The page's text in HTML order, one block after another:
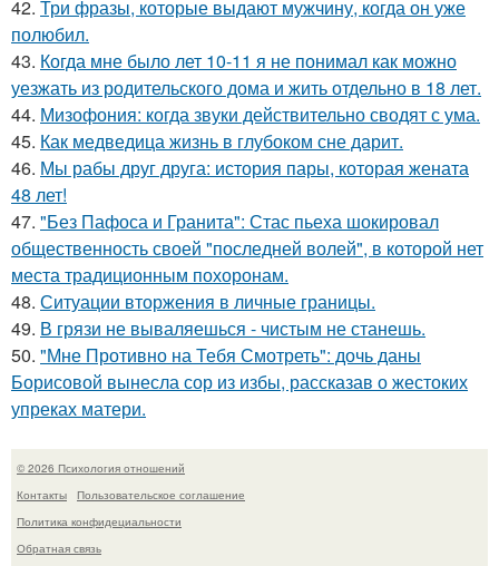
42. Три фразы, которые выдают мужчину, когда он уже
полюбил.
43. Когда мне было лет 10-11 я не понимал как можно
уезжать из родительского дома и жить отдельно в 18 лет.
44. Мизофония: когда звуки действительно сводят с ума.
45. Как медведица жизнь в глубоком сне дарит.
46. Мы рабы друг друга: история пары, которая жената
48 лет!
47. "Без Пафоса и Гранита": Стас пьеха шокировал
общественность своей "последней волей", в которой нет
места традиционным похоронам.
48. Ситуации вторжения в личные границы.
49. В грязи не вываляешься - чистым не станешь.
50. "Мне Противно на Тебя Смотреть": дочь даны
Борисовой вынесла сор из избы, рассказав о жестоких
упреках матери.
© 2026 Психология отношений
Контакты
Пользовательское соглашение
Политика конфидециальности
Обратная связь